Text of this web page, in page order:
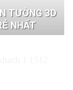
TƯỜNG 3D
NHẤT